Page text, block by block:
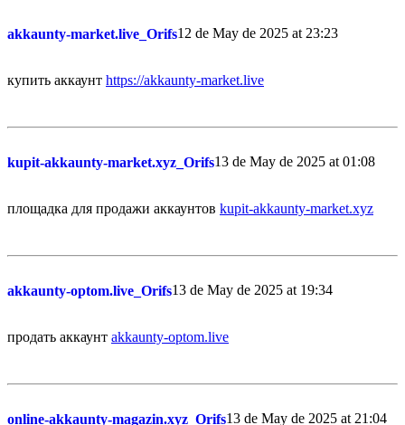
akkaunty-market.live_Orifs12 de May de 2025 at 23:23
купить аккаунт https://akkaunty-market.live
kupit-akkaunty-market.xyz_Orifs13 de May de 2025 at 01:08
площадка для продажи аккаунтов kupit-akkaunty-market.xyz
akkaunty-optom.live_Orifs13 de May de 2025 at 19:34
продать аккаунт akkaunty-optom.live
online-akkaunty-magazin.xyz_Orifs13 de May de 2025 at 21:04